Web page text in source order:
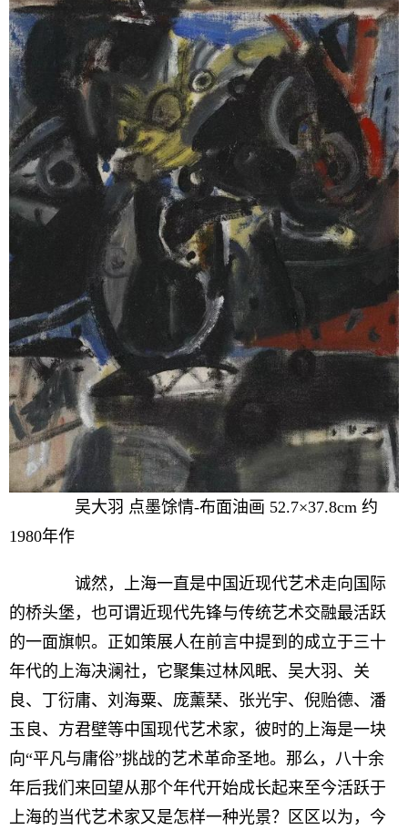
吴大羽 点墨馀情-布面油画 52.7×37.8cm 约
1980年作
诚然，上海一直是中国近现代艺术走向国际
的桥头堡，也可谓近现代先锋与传统艺术交融最活跃
的一面旗帜。正如策展人在前言中提到的成立于三十
年代的上海决澜社，它聚集过林风眠、吴大羽、关
良、丁衍庸、刘海粟、庞薰琹、张光宇、倪贻德、潘
玉良、方君壁等中国现代艺术家，彼时的上海是一块
向“平凡与庸俗”挑战的艺术革命圣地。那么，八十余
年后我们来回望从那个年代开始成长起来至今活跃于
上海的当代艺术家又是怎样一种光景？区区以为，今